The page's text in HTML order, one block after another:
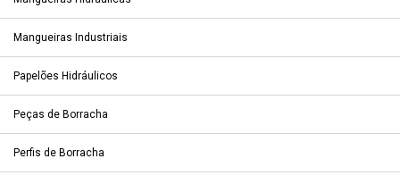
Mangueiras Industriais
Papelões Hidráulicos
Peças de Borracha
Perfis de Borracha